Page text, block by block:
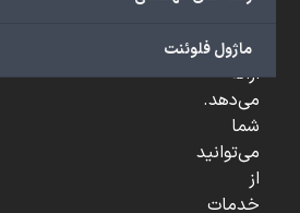
ماژول فلوئنت
...
ارائه
می‌دهد.
شما
می‌توانید
از
خدمات